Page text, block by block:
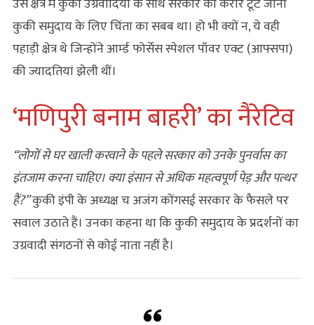
उस क्षेत्र में कुकी उग्रवादियों के साथ सरकार का करार टूट जाना
कुकी समुदाय के लिए चिंता का सबब था। हो भी क्यों न, ये वही
पहाड़ी क्षेत्र थे जिन्होंने आर्म्ड फोर्सेस स्पेशल पॉवर एक्ट (आफ्सपा)
की ज्यादतियां झेली थीं।
‘मणिपुरी बनाम बाहरी’ का नैरेटिव
“लोगों से घर खाली करवाने के पहले सरकार को उनके पुनर्वास का
इंतजाम करना चाहिए। क्या इंसान से अधिक महत्वपूर्ण पेड़ और पत्थर
हैं?”कुकी इंपी के अध्यक्ष च अजंग कोंगसई सरकार के फैसले पर
सवाल उठाते हैं। उनका कहना था कि कुकी समुदाय के प्रदर्शनों का
उग्रवादी संगठनों से कोई नाता नहीं है।